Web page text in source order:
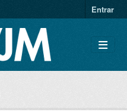
Entrar